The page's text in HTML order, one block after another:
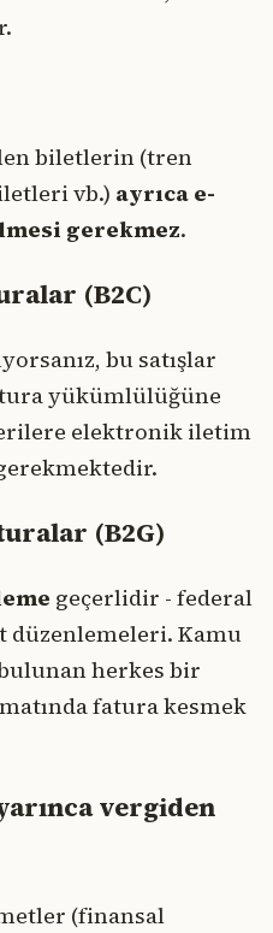
biletlerin (tren
vb.) ayrıca e-
gerekmez.
(B2C)
bu satışlar
yükümlülüğüne
elektronik iletim
(B2G)
geçerlidir - federal
düzenlemeleri. Kamu
herkes bir
fatura kesmek
vergiden
(finansal